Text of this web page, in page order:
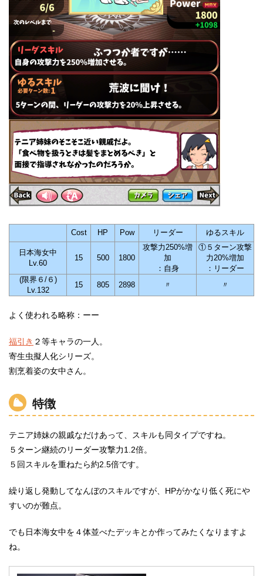
Cost HP Pow リーダー ゆるスキル
日本海女中
Lv.60
15 500 1800
攻撃力250%増
加
：自身
①５ターン攻撃
力20%増加
：リーダー
(限界６/６)
Lv.132
15 805 2898 〃 〃
よく使われる略称：ーー
福引き ２等キャラの一人。
寄生虫擬人化シリーズ。
割烹着姿の女中さん。
特徴
テニア姉妹の親戚なだけあって、スキルも同タイプですね。
５ターン継続のリーダー攻撃力1.2倍。
５回スキルを重ねたら約2.5倍です。
繰り返し発動してなんぼのスキルですが、HPがかなり低く死にや
すいのが難点。
でも日本海女中を４体並べたデッキとか作ってみたくなりますよ
ね。